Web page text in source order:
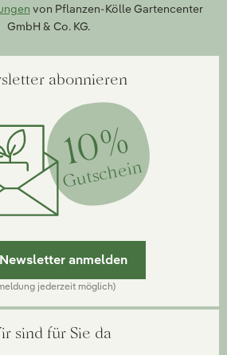
von Pflanzen-Kölle Gartencenter
GmbH & Co. KG.
abonnieren
10%
Gutschein
anmelden
jederzeit möglich)
sind für Sie da